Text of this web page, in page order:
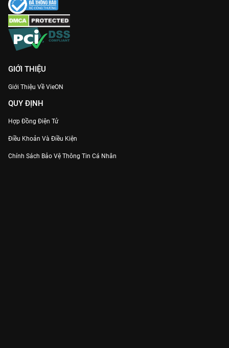
GIỚI THIỆU
Giới Thiệu Về VieON
QUY ĐỊNH
Hợp Đồng Điện Tử
Điều Khoản Và Điều Kiện
Chính Sách Bảo Vệ Thông Tin Cá Nhân